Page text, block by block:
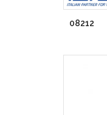
08212